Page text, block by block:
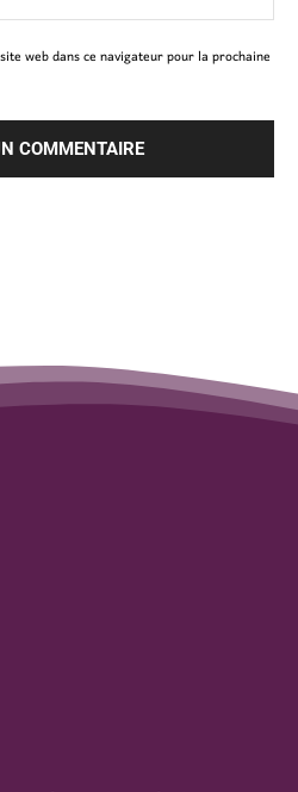
:
web dans ce navigateur pour la prochaine